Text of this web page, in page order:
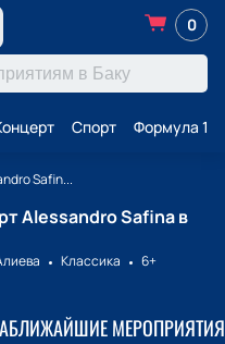
0
Спорт Формула 1
Safin...
Alessandro Safina в
Классика
6+
БЛИЖАЙШИЕ МЕРОПРИЯТИЯ